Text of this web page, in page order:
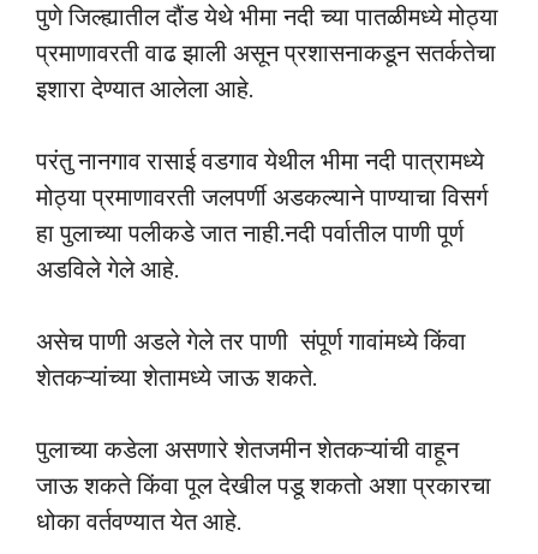
पुणे जिल्ह्यातील दौंड येथे भीमा नदी च्या पातळीमध्ये मोठ्या
प्रमाणावरती वाढ झाली असून प्रशासनाकडून सतर्कतेचा
इशारा देण्यात आलेला आहे.
परंतु नानगाव रासाई वडगाव येथील भीमा नदी पात्रामध्ये
मोठ्या प्रमाणावरती जलपर्णी अडकल्याने पाण्याचा विसर्ग
हा पुलाच्या पलीकडे जात नाही.नदी पर्वातील पाणी पूर्ण
अडविले गेले आहे.
असेच पाणी अडले गेले तर पाणी संपूर्ण गावांमध्ये किंवा
शेतकऱ्यांच्या शेतामध्ये जाऊ शकते.
पुलाच्या कडेला असणारे शेतजमीन शेतकऱ्यांची वाहून
जाऊ शकते किंवा पूल देखील पडू शकतो अशा प्रकारचा
धोका वर्तवण्यात येत आहे.